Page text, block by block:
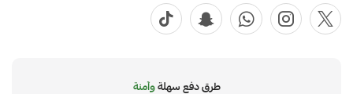
طرق دفع سهلةوآمنة